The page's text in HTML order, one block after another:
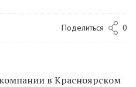
Поделиться 0
в Красноярском